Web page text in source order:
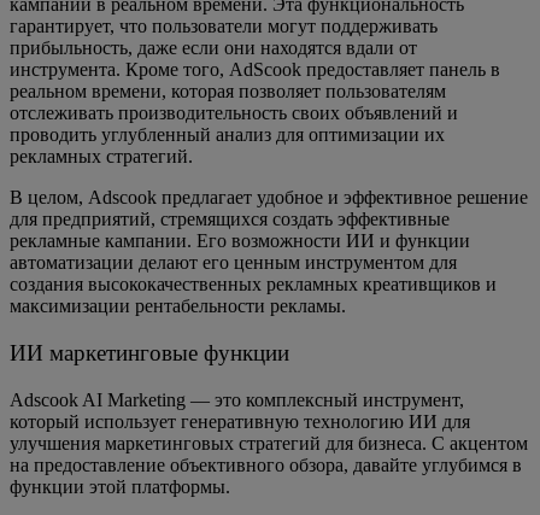
кампании в реальном времени. Эта функциональность
гарантирует, что пользователи могут поддерживать
прибыльность, даже если они находятся вдали от
инструмента. Кроме того, AdScook предоставляет панель в
реальном времени, которая позволяет пользователям
отслеживать производительность своих объявлений и
проводить углубленный анализ для оптимизации их
рекламных стратегий.
В целом, Adscook предлагает удобное и эффективное решение
для предприятий, стремящихся создать эффективные
рекламные кампании. Его возможности ИИ и функции
автоматизации делают его ценным инструментом для
создания высококачественных рекламных креативщиков и
максимизации рентабельности рекламы.
ИИ маркетинговые функции
Adscook AI Marketing — это комплексный инструмент,
который использует генеративную технологию ИИ для
улучшения маркетинговых стратегий для бизнеса. С акцентом
на предоставление объективного обзора, давайте углубимся в
функции этой платформы.